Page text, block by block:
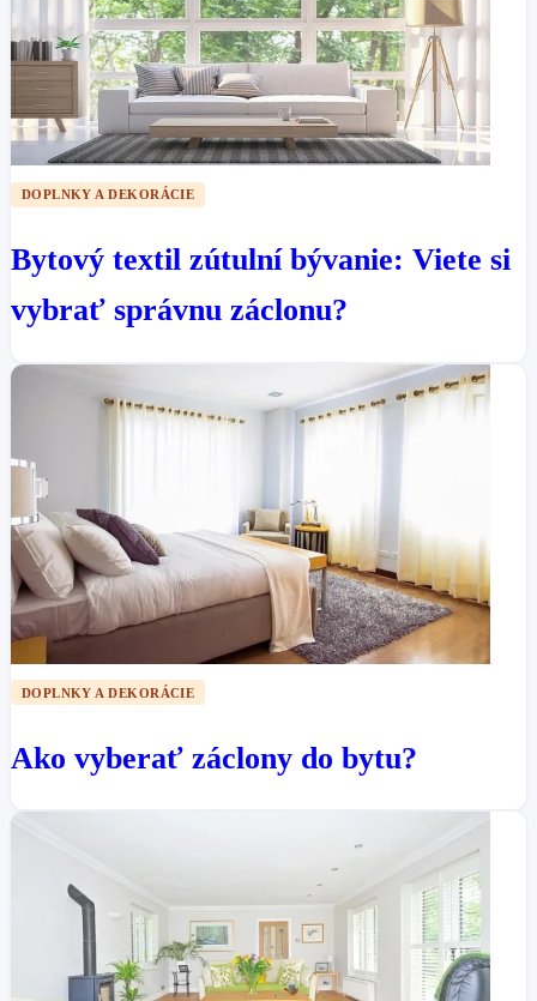
DOPLNKY A DEKORÁCIE
Bytový textil zútulní bývanie: Viete si
vybrať správnu záclonu?
DOPLNKY A DEKORÁCIE
Ako vyberať záclony do bytu?